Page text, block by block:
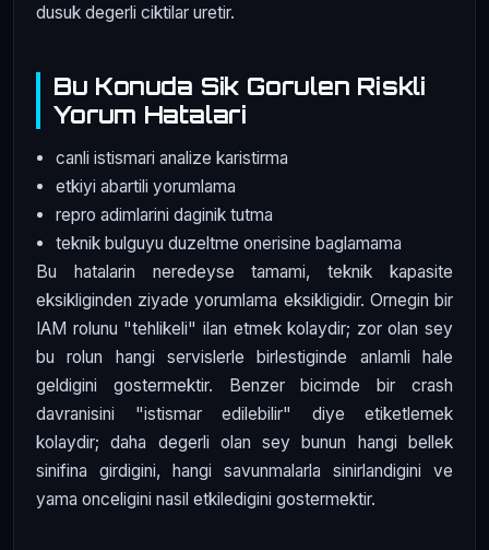
dusuk degerli ciktilar uretir.
Bu Konuda Sik Gorulen Riskli
Yorum Hatalari
canli istismari analize karistirma
etkiyi abartili yorumlama
repro adimlarini daginik tutma
teknik bulguyu duzeltme onerisine baglamama
Bu hatalarin neredeyse tamami, teknik kapasite
eksikliginden ziyade yorumlama eksikligidir. Ornegin bir
IAM rolunu "tehlikeli" ilan etmek kolaydir; zor olan sey
bu rolun hangi servislerle birlestiginde anlamli hale
geldigini gostermektir. Benzer bicimde bir crash
davranisini "istismar edilebilir" diye etiketlemek
kolaydir; daha degerli olan sey bunun hangi bellek
sinifina girdigini, hangi savunmalarla sinirlandigini ve
yama onceligini nasil etkiledigini gostermektir.